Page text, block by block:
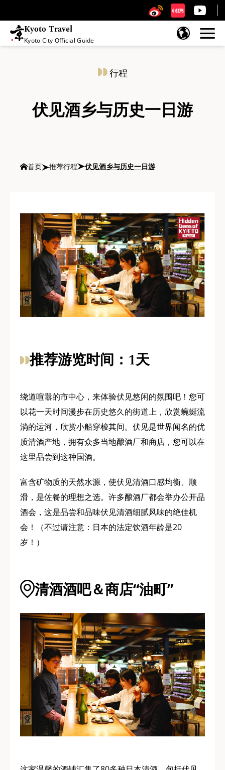
Kyoto Travel
Kyoto City Official Guide
行程
伏见酒乡与历史一日游
首页 推荐行程 伏见酒乡与历史一日游
推荐游览时间：1天
绕道喧嚣的市中心，来体验伏见悠闲的氛围吧！您可
以花一天时间漫步在历史悠久的街道上，欣赏蜿蜒流
淌的运河，欣赏小船穿梭其间。伏见是世界闻名的优
质清酒产地，拥有众多当地酿酒厂和商店，您可以在
这里品尝到这种国酒。
富含矿物质的天然水源，使伏见清酒口感均衡、顺
滑，是佐餐的理想之选。许多酿酒厂都会举办公开品
酒会，这是品尝和品味伏见清酒细腻风味的绝佳机
会！（不过请注意：日本的法定饮酒年龄是20
岁！）
清酒酒吧＆商店“油町”